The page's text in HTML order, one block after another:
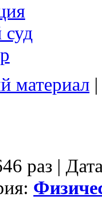
суд
материал
раз |